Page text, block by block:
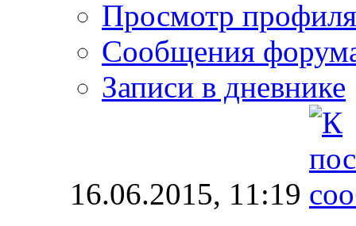
Просмотр профиля
Сообщения
Записи в дневнике
16.06.2015, 11:19